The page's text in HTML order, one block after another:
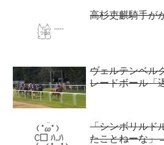
高杉吏麒騎手が
ヴェルテンベル
レードボール「
「シンボリルド
たことねーな」